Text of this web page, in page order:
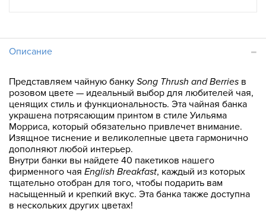
Описание
Представляем чайную банку Song Thrush and Berries в
розовом цвете — идеальный выбор для любителей чая,
ценящих стиль и функциональность. Эта чайная банка
украшена потрясающим принтом в стиле Уильяма
Морриса, который обязательно привлечет внимание.
Изящное тиснение и великолепные цвета гармонично
дополняют любой интерьер.
Внутри банки вы найдете 40 пакетиков нашего
фирменного чая English Breakfast, каждый из которых
тщательно отобран для того, чтобы подарить вам
насыщенный и крепкий вкус. Эта банка также доступна
в нескольких других цветах!